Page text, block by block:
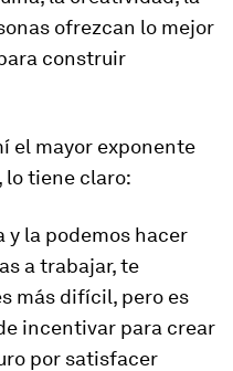
ofrezcan lo mejor
construir
el mayor exponente
lo tiene claro:
y la podemos hacer
a trabajar, te
más difícil, pero es
incentivar para crear
por satisfacer